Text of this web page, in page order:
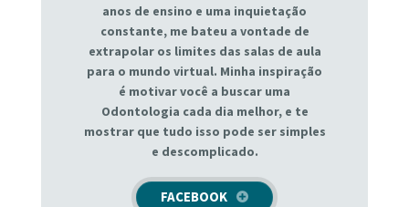
anos de ensino e uma inquietação
constante, me bateu a vontade de
extrapolar os limites das salas de aula
para o mundo virtual. Minha inspiração
é motivar você a buscar uma
Odontologia cada dia melhor, e te
mostrar que tudo isso pode ser simples
e descomplicado.
FACEBOOK